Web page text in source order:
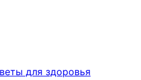
для здоровья